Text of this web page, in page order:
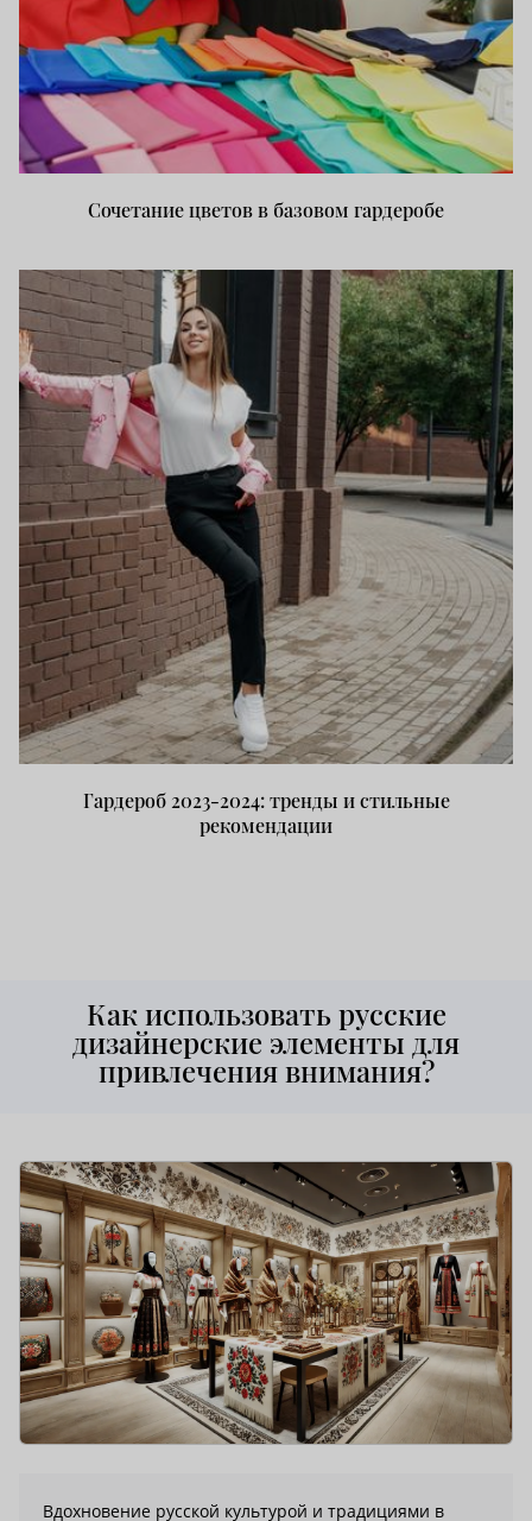
Сочетание цветов в базовом гардеробе
Гардероб 2023-2024: тренды и стильные
рекомендации
Как использовать русские
дизайнерские элементы для
привлечения внимания?
Вдохновение русской культурой и традициями в